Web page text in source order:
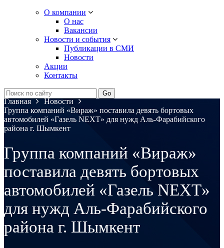
О компании
О нас
Вакансии
Новости и события
Публикации в СМИ
Новости
Акции
Контакты
Главная
Новости
Группа компаний «Вираж» поставила девять бортовых
автомобилей «Газель NEXT» для нужд Аль-Фарабийского
района г. Шымкент
Группа компаний «Вираж»
поставила девять бортовых
автомобилей «Газель NEXT»
для нужд Аль-Фарабийского
района г. Шымкент